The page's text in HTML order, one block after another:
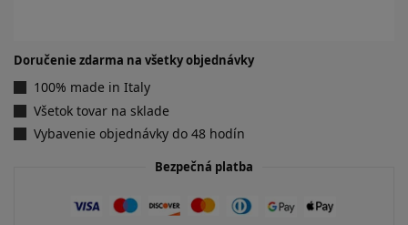
Doručenie zdarma na všetky objednávky
100% made in Italy
Všetok tovar na sklade
Vybavenie objednávky do 48 hodín
Bezpečná platba